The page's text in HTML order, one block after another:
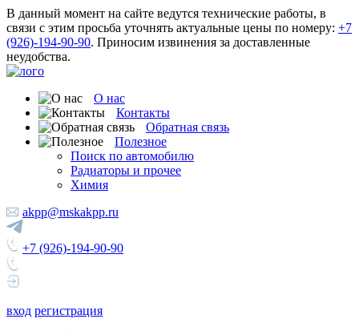
В данный момент на сайте ведутся технические работы, в
связи с этим просьба уточнять актуальные цены по номеру: +7
(926)-194-90-90. Приносим извинения за доставленные
неудобства.
О нас
Контакты
Обратная связь
Полезное
Поиск по автомобилю
Радиаторы и прочее
Химия
akpp@mskakpp.ru
+7 (926)-194-90-90
вход регистрация